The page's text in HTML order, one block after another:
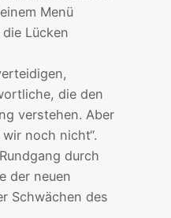
Menü
Lücken
die den
verstehen. Aber
noch nicht“.
durch
der neuen
Schwächen des